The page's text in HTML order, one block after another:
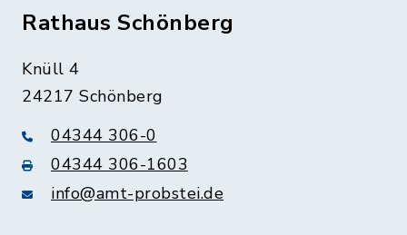
Rathaus Schönberg
Knüll 4
24217 Schönberg
04344 306-0
04344 306-1603
info@amt-probstei.de